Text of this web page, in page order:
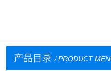
产品目录 / PRODUCT